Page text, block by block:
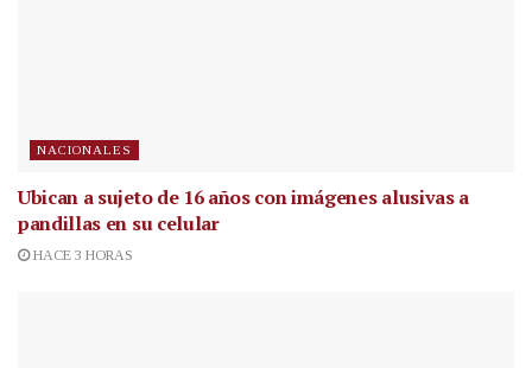
NACIONALES
Ubican a sujeto de 16 años con imágenes alusivas a
pandillas en su celular
HACE 3 HORAS